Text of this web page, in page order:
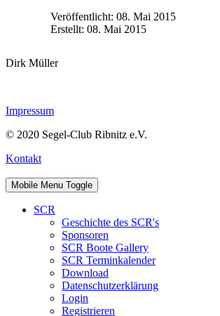
Veröffentlicht: 08. Mai 2015
Erstellt: 08. Mai 2015
Dirk Müller
Impressum
© 2020 Segel-Club Ribnitz e.V.
Kontakt
Mobile Menu Toggle
SCR
Geschichte des SCR's
Sponsoren
SCR Boote Gallery
SCR Terminkalender
Download
Datenschutzerklärung
Login
Registrieren